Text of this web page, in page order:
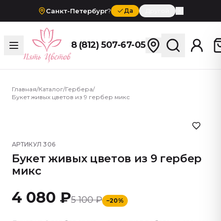
Санкт-Петербург? Да
8 (812) 507-67-05
Главная/Каталог/Гербера/
Букет живых цветов из 9 гербер микс
АРТИКУЛ306
Букет живых цветов из 9 гербер
микс
4 080 ₽5 100 ₽ −20%